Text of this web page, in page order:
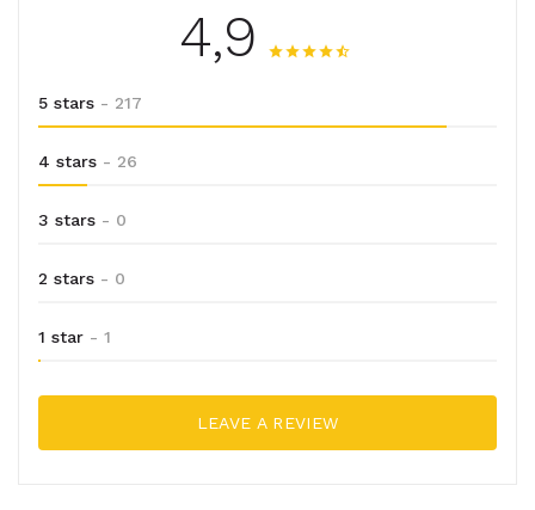
4,9
5 stars - 217
4 stars - 26
3 stars - 0
2 stars - 0
1 star - 1
LEAVE A REVIEW